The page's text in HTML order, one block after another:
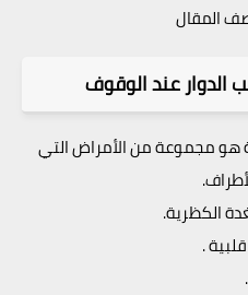
المقال
عند الوقوف
هو مجموعة من الأمراض التي
الكظرية.
.